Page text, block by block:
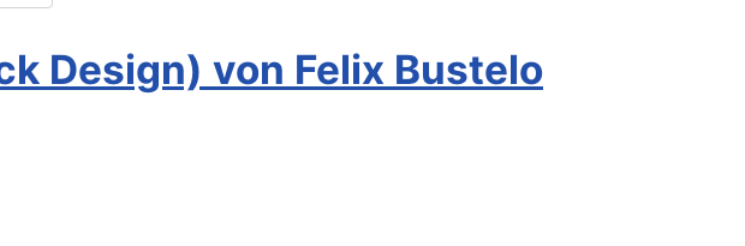
Design) von Felix Bustelo